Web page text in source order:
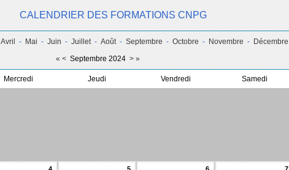
CALENDRIER DES FORMATIONS CNPG
Avril - Mai - Juin - Juillet - Août - Septembre - Octobre - Novembre - Décembre
« <Septembre 2024 > »
Mercredi Jeudi Vendredi Samedi